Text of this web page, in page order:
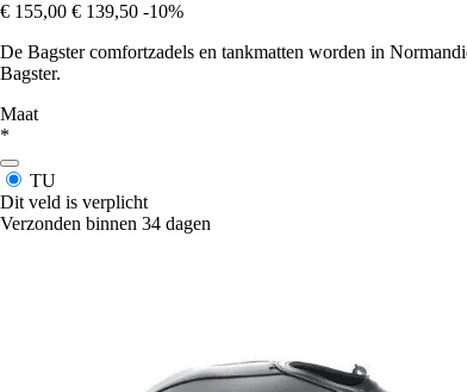
€ 155,00 € 139,50 -10%
De Bagster comfortzadels en tankmatten worden in
Bagster.
Maat
*
TU
Dit veld is verplicht
Verzonden binnen 34 dagen